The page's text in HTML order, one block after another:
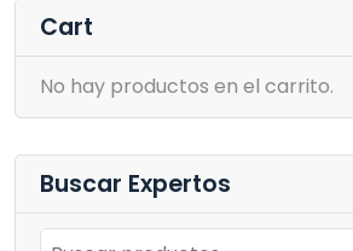
Cart
No hay productos en el carrito.
Buscar Expertos